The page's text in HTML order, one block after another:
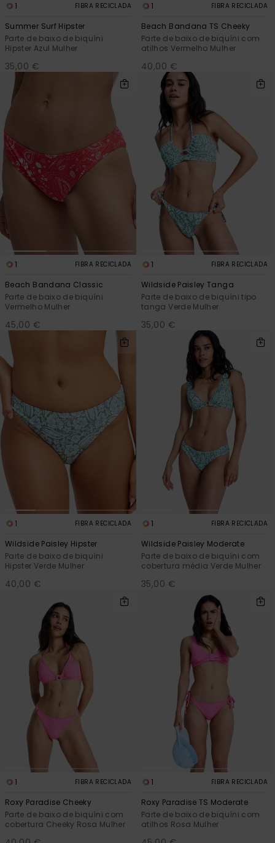
1 FIBRA RECICLADA
Summer Surf Hipster
Parte de baixo de biquíni
Hipster Azul Mulher
35,00 €
1 FIBRA RECICLADA
Beach Bandana TS Cheeky
Parte de baixo de biquíni com
atilhos Vermelho Mulher
40,00 €
1 FIBRA RECICLADA
Beach Bandana Classic
Parte de baixo de biquíni
Vermelho Mulher
45,00 €
1 FIBRA RECICLADA
Wildside Paisley Tanga
Parte de baixo de biquíni tipo
tanga Verde Mulher
35,00 €
1 FIBRA RECICLADA
Wildside Paisley Hipster
Parte de baixo de biquíni
Hipster Verde Mulher
40,00 €
1 FIBRA RECICLADA
Wildside Paisley Moderate
Parte de baixo de biquíni com
cobertura média Verde Mulher
35,00 €
1 FIBRA RECICLADA
Roxy Paradise Cheeky
Parte de baixo de biquíni com
cobertura Cheeky Rosa Mulher
1 FIBRA RECICLADA
Roxy Paradise TS Moderate
Parte de baixo de biquíni com
atilhos Rosa Mulher